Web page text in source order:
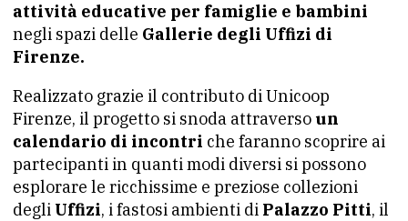
attività educative per famiglie e bambini
negli spazi delle Gallerie degli Uffizi di
Firenze.
Realizzato grazie il contributo di Unicoop
Firenze, il progetto si snoda attraverso un
calendario di incontri che faranno scoprire ai
partecipanti in quanti modi diversi si possono
esplorare le ricchissime e preziose collezioni
degli Uffizi, i fastosi ambienti di Palazzo Pitti, il